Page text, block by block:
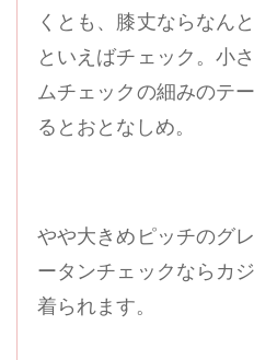
くとも、膝丈ならなん
といえばチェック。小
ムチェックの細みのテ
るとおとなしめ。
やや大きめピッチのグ
ータンチェックならカ
着られます。